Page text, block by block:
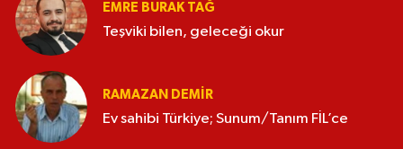
EMRE BURAK TAĞ
Teşviki bilen, geleceği okur
RAMAZAN DEMİR
Ev sahibi Türkiye; Sunum/Tanım FİL’ce